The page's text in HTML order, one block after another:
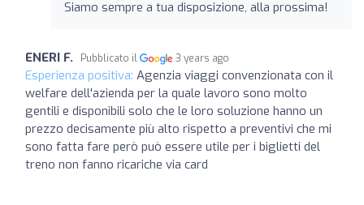
Siamo sempre a tua disposizione, alla prossima!
ENERI F. Pubblicato il 3 years ago
Esperienza positiva: Agenzia viaggi convenzionata con il
welfare dell'azienda per la quale lavoro sono molto
gentili e disponibili solo che le loro soluzione hanno un
prezzo decisamente più alto rispetto a preventivi che mi
sono fatta fare però può essere utile per i biglietti del
treno non fanno ricariche via card